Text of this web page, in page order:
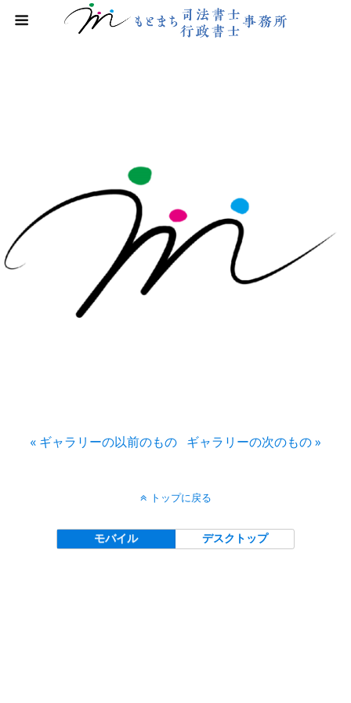
« ギャラリーの以前のもの ギャラリーの次のもの »
トップに戻る
モバイル デスクトップ